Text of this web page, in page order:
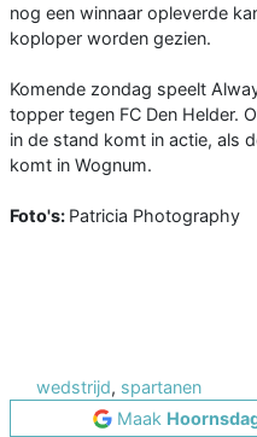
nog een winnaar opleverde
koploper worden gezien.
Komende zondag speelt
topper tegen FC Den Helder.
in de stand komt in actie, als
komt in Wognum.
Foto's: Patricia Photography
wedstrijd, spartanen
Maak